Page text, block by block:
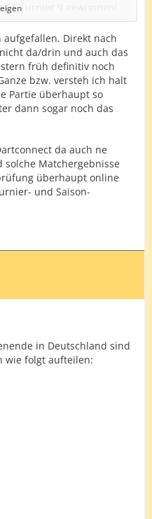
Turnier 9 gewonnen!
so eine Show
und Colin zu gleich
trainieren bis er so
tollen Average so
KI dazu?
archiviert hat, so
Ergebnis samt
Direkt nach
da/drin und auch das
früh definitiv noch
bzw. versteh ich halt
Partie überhaupt so
dann sogar noch das
da auch ne
Matchergebnisse
überhaupt online
und Saison-
in Deutschland sind
wie folgt aufteilen: